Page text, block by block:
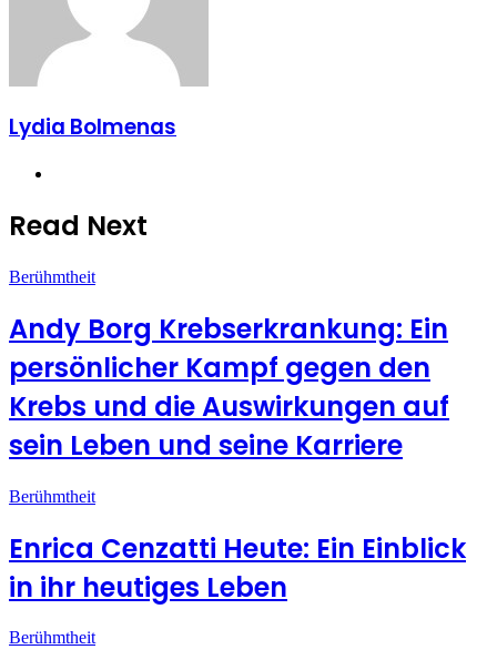
Lydia Bolmenas
Read Next
Berühmtheit
Andy Borg Krebserkrankung: Ein
persönlicher Kampf gegen den
Krebs und die Auswirkungen auf
sein Leben und seine Karriere
Berühmtheit
Enrica Cenzatti Heute: Ein Einblick
in ihr heutiges Leben
Berühmtheit